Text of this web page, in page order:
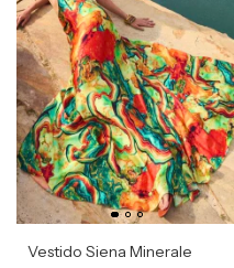
Vestido Siena Minerale